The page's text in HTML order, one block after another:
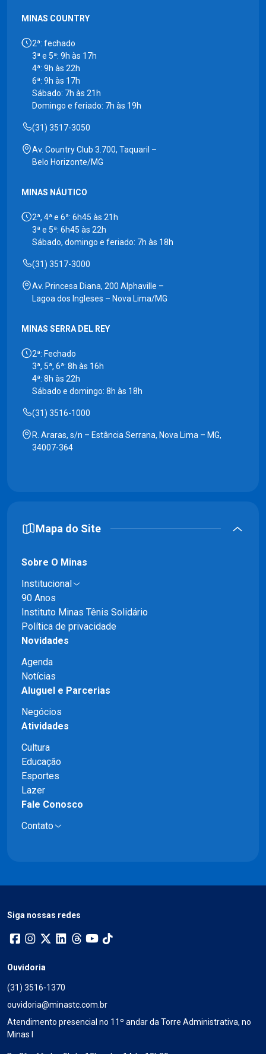
MINAS COUNTRY
2ª: fechado
3ª e 5ª: 9h às 17h
4ª: 9h às 22h
6ª: 9h às 17h
Sábado: 7h às 21h
Domingo e feriado: 7h às 19h
(31) 3517-3050
Av. Country Club 3.700, Taquaril –
Belo Horizonte/MG
MINAS NÁUTICO
2ª, 4ª e 6ª: 6h45 às 21h
3ª e 5ª: 6h45 às 22h
Sábado, domingo e feriado: 7h às 18h
(31) 3517-3000
Av. Princesa Diana, 200 Alphaville –
Lagoa dos Ingleses – Nova Lima/MG
MINAS SERRA DEL REY
2ª: Fechado
3ª, 5ª, 6ª: 8h às 16h
4ª: 8h às 22h
Sábado e domingo: 8h às 18h
(31) 3516-1000
R. Araras, s/n – Estância Serrana, Nova Lima – MG,
34007-364
Mapa do Site
Sobre O Minas
Institucional
90 Anos
Instituto Minas Tênis Solidário
Política de privacidade
Novidades
Agenda
Notícias
Aluguel e Parcerias
Negócios
Atividades
Cultura
Educação
Esportes
Lazer
Fale Conosco
Contato
Siga nossas redes
Ouvidoria
(31) 3516-1370
ouvidoria@minastc.com.br
Atendimento presencial no 11º andar da Torre Administrativa, no
Minas I